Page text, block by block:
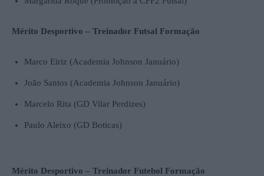
Mérito Desportivo – Treinador Futsal Formação
Marco Eiriz (Academia Johnson Januário)
João Santos (Academia Johnson Januário)
Marcelo Rita (GD Vilar Perdizes)
Paulo Aleixo (GD Boticas)
Mérito Desportivo – Treinador Futebol Formação